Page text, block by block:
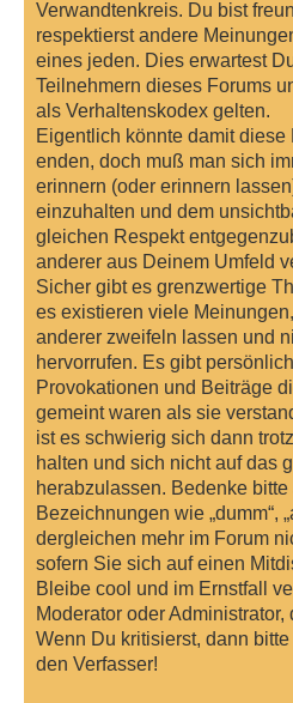
Verwandtenkreis. Du bist
respektierst andere
eines jeden. Dies erwartest
Teilnehmern dieses Forums
als Verhaltenskodex gelten.
Eigentlich könnte damit
enden, doch muß man sich
erinnern (oder erinnern
einzuhalten und dem
gleichen Respekt
anderer aus Deinem Umfeld
Sicher gibt es grenzwertige
es existieren viele
anderer zweifeln lassen und
hervorrufen. Es gibt
Provokationen und Beiträge
gemeint waren als sie
ist es schwierig sich dann
halten und sich nicht auf das
herabzulassen. Bedenke
Bezeichnungen wie „dumm“,
dergleichen mehr im Forum
sofern Sie sich auf einen
Bleibe cool und im Ernstfall
Moderator oder
Wenn Du kritisierst, dann
den Verfasser!